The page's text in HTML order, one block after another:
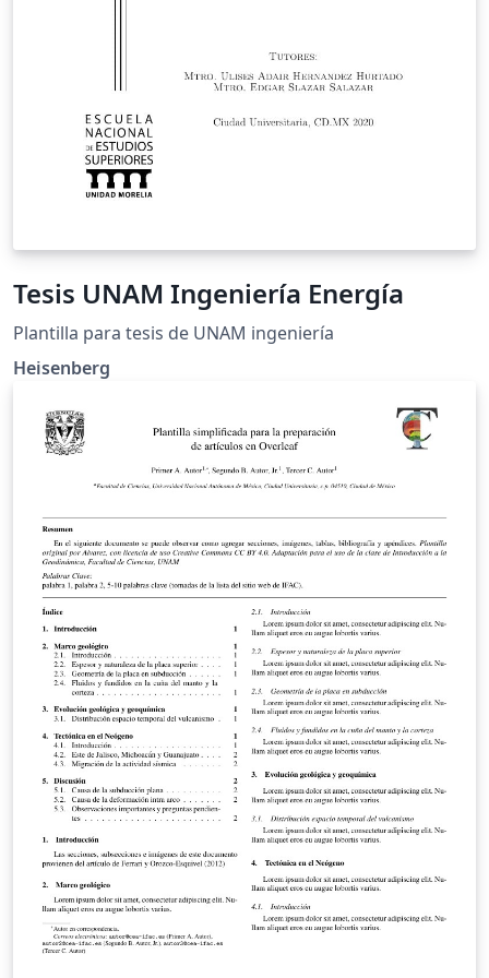
Tesis UNAM Ingeniería Energía
Plantilla para tesis de UNAM ingeniería
Heisenberg